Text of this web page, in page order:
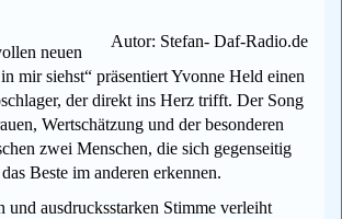
Autor: Stefan- Daf-Radio.de
neuen
mir siehst“ präsentiert Yvonne Held einen
der direkt ins Herz trifft. Der Song
Wertschätzung und der besonderen
zwei Menschen, die sich gegenseitig
Beste im anderen erkennen.
und ausdrucksstarken Stimme verleiht